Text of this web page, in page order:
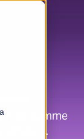
aiheista.